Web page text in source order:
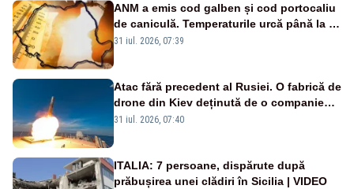
ANM a emis cod galben și cod portocaliu
de caniculă. Temperaturile urcă până la 38
de grade, iar nopțile devin tropicale
31 iul. 2026, 07:39
Atac fără precedent al Rusiei. O fabrică de
drone din Kiev deținută de o companie
americană, distrusă de o rachetă
31 iul. 2026, 07:40
ITALIA: 7 persoane, dispărute după
prăbușirea unei clădiri în Sicilia | VIDEO